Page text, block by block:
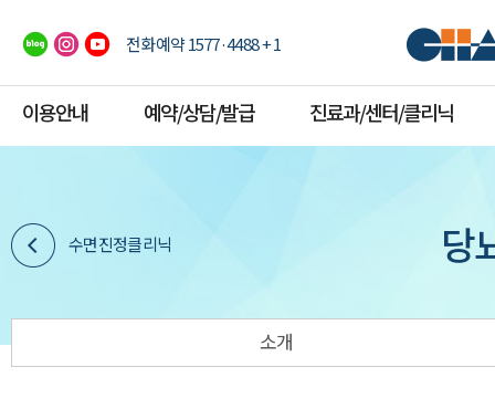
전화예약 1577·4488 + 1
이용안내 예약/상담/발급 진료과/센터/클리닉
수면진정클리닉 당
소개